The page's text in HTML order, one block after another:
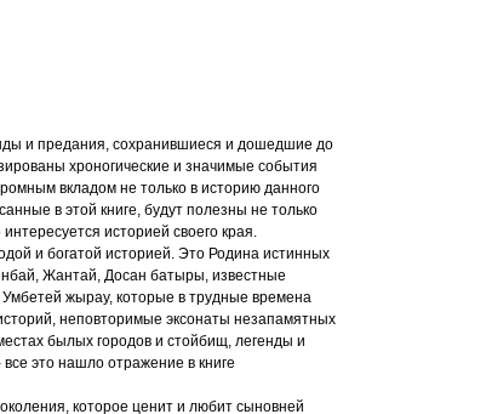
и предания, сохранившиеся и дошедшие до
хроногические и значимые события
вкладом не только в историю данного
в этой книге, будут полезны не только
историей своего края.
и богатой историей. Это Родина истинных
Жантай, Досан батыры, известные
жырау, которые в трудные времена
неповторимые эксонаты незапамятных
былых городов и стойбищ, легенды и
это нашло отражение в книге
которое ценит и любит сыновней